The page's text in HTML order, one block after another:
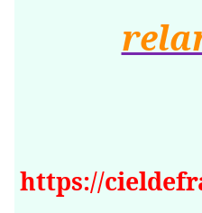
https://